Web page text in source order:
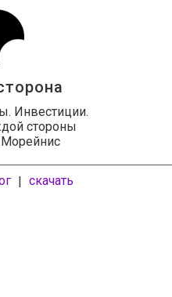
Инвестиции.
стороны
| скачать